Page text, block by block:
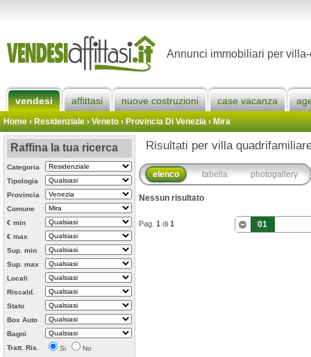
Annunci immobiliari per
vendesi affittasi nuove costruzioni case vacanza
Home› Residenziale › Veneto ›Provincia Di Venezia›Mira
Raffina la tua ricerca
Categoria
Tipologia
Provincia
Comune
€ min
€ max
Sup. min
Sup. max
Locali
Riscald.
Stato
Box Auto
Bagni
Tratt. Ris.
Si No
Risultati per villa
elenco tabella photogallery
Nessun risultato
Pag. 1 di 1 01